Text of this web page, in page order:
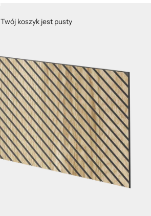
Twój koszyk jest pusty